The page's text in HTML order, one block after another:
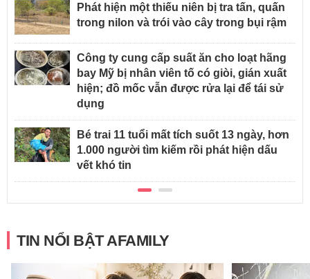
Phát hiện một thiếu niên bị tra tấn, quấn
trong nilon và trói vào cây trong bụi rậm
Công ty cung cấp suất ăn cho loạt hãng
bay Mỹ bị nhân viên tố có giòi, gián xuất
hiện; đồ mốc vẫn được rửa lại để tái sử
dụng
Bé trai 11 tuổi mất tích suốt 13 ngày, hơn
1.000 người tìm kiếm rồi phát hiện dấu
vết khó tin
TIN NỔI BẬT AFAMILY